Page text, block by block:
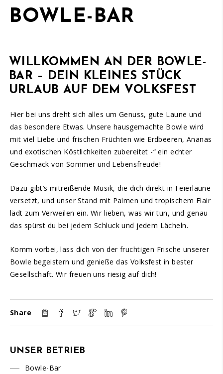
BOWLE-BAR
WILLKOMMEN AN DER BOWLE-
BAR – DEIN KLEINES STÜCK
URLAUB AUF DEM VOLKSFEST
Hier bei uns dreht sich alles um Genuss, gute Laune und
das besondere Etwas. Unsere hausgemachte Bowle wird
mit viel Liebe und frischen Früchten wie Erdbeeren, Ananas
und exotischen Köstlichkeiten zubereitet -“ ein echter
Geschmack von Sommer und Lebensfreude!
Dazu gibt’s mitreißende Musik, die dich direkt in Feierlaune
versetzt, und unser Stand mit Palmen und tropischem Flair
lädt zum Verweilen ein. Wir lieben, was wir tun, und genau
das spürst du bei jedem Schluck und jedem Lächeln.
Komm vorbei, lass dich von der fruchtigen Frische unserer
Bowle begeistern und genieße das Volksfest in bester
Gesellschaft. Wir freuen uns riesig auf dich!
Share
UNSER BETRIEB
Bowle-Bar